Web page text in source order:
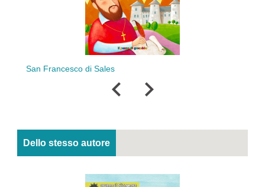
San Francesco di Sales
Dello stesso autore